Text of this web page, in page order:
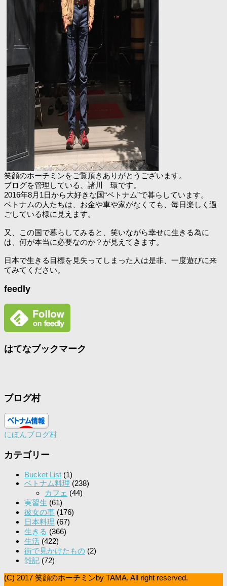
笑顔のホーチミンをご覧頂きありがとうございます。
ブログを管理している、諸川 環です。
2016年8月1日から大好きな国“ベトナム”で暮らしています。
ベトナムの人たちは、お金や車や家がなくても、毎日楽しく過
ごしている様に見えます。
又、この国で暮らしてみると、笑いながら幸せに生きる為に
は、何が本当に必要なのか？が見えてきます。
日本で生きる目標を見失ってしまった人は是非、一度遊びに来
てみてください。
feedly
はてなブックマーク
ブログ村
にほんブログ村
カテゴリー
Bucket List (1)
ベトナム料理 (238)
カフェ (44)
実習生 (61)
彼女の事 (176)
日本料理 (67)
生きる (366)
生活 (422)
街で見かけたもの (2)
雑記 (72)
(C) 2017 笑顔のホーチミンby TAMA. All right reserved.